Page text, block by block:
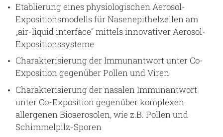
Etablierung eines physiologischen Aerosol-
Expositionsmodells für Nasenepithelzellen am
„air-liquid interface“ mittels innovativer Aerosol-
Expositionssysteme
Charakterisierung der Immunantwort unter Co-
Exposition gegenüber Pollen und Viren
Charakterisierung der nasalen Immunantwort
unter Co-Exposition gegenüber komplexen
allergenen Bioaerosolen, wie z.B. Pollen und
Schimmelpilz-Sporen